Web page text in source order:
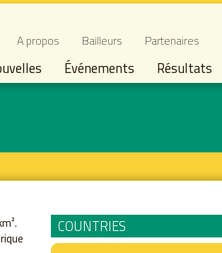
Secondary navigation
A propos Bailleurs Partenaires
Événements Résultats
COUNTRIES